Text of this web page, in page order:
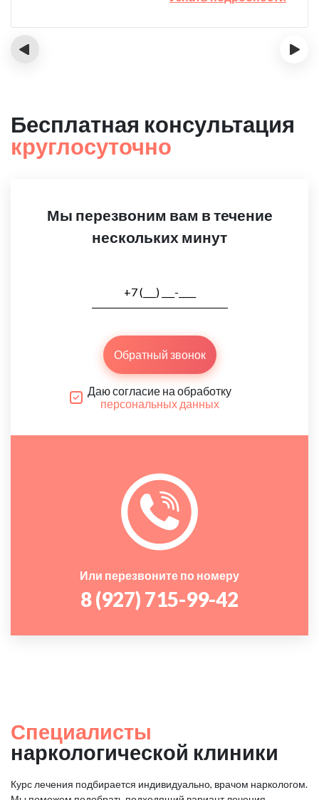
‹ ›
Бесплатная консультация
круглосуточно
Мы перезвоним вам в течение
нескольких минут
Обратный звонок
Даю согласие на обработку
персональных данных
Или перезвоните по номеру
8 (927) 715-99-42
Специалисты
наркологической клиники
Курс лечения подбирается индивидуально, врачом наркологом.